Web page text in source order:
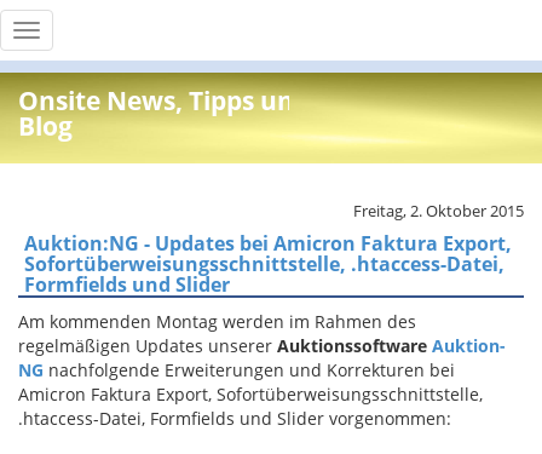
Toggle
navigation
Onsite News, Tipps und Info
Blog
Freitag, 2. Oktober 2015
Auktion:NG - Updates bei Amicron Faktura Export,
Sofortüberweisungsschnittstelle, .htaccess-Datei,
Formfields und Slider
Am kommenden Montag werden im Rahmen des
regelmäßigen Updates unserer Auktionssoftware Auktion-
NG nachfolgende Erweiterungen und Korrekturen bei
Amicron Faktura Export, Sofortüberweisungsschnittstelle,
.htaccess-Datei, Formfields und Slider vorgenommen: